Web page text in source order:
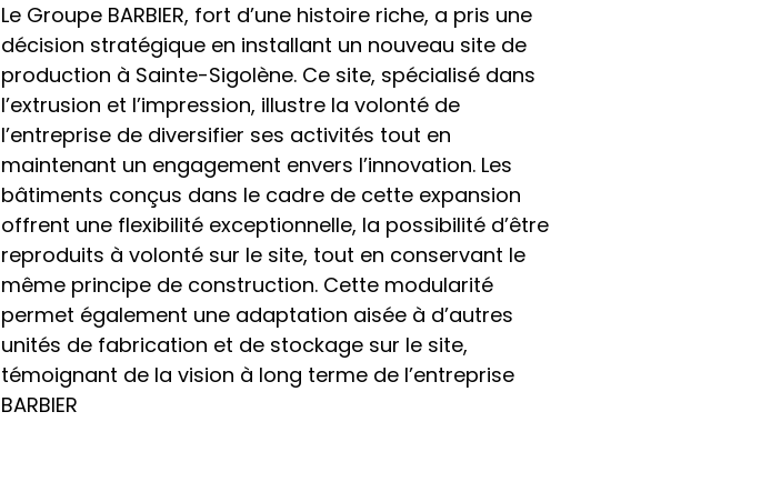
Le Groupe BARBIER, fort d’une histoire riche, a pris une
décision stratégique en installant un nouveau site de
production à Sainte-Sigolène. Ce site, spécialisé dans
l’extrusion et l’impression, illustre la volonté de
l’entreprise de diversifier ses activités tout en
maintenant un engagement envers l’innovation. Les
bâtiments conçus dans le cadre de cette expansion
offrent une flexibilité exceptionnelle, la possibilité d’être
reproduits à volonté sur le site, tout en conservant le
même principe de construction. Cette modularité
permet également une adaptation aisée à d’autres
unités de fabrication et de stockage sur le site,
témoignant de la vision à long terme de l’entreprise
BARBIER